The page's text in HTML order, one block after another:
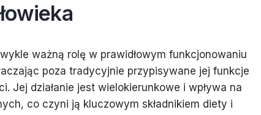
ważną rolę w prawidłowym funkcjonowaniu
poza tradycyjnie przypisywane jej funkcje
Jej działanie jest wielokierunkowe i wpływa na
co czyni ją kluczowym składnikiem diety i